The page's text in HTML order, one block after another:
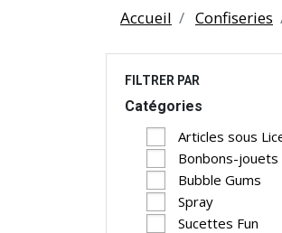
Accueil Confiseries
FILTRER PAR
Catégories
Articles sous
Bonbons-jouets
Bubble Gums
Spray
Sucettes Fun